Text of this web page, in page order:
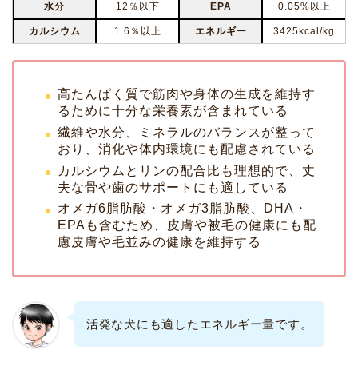
水分 12％以下 EPA 0.05%以上
カルシウム 1.6％以上 エネルギー 3425kcal/kg
高たんぱく質で筋肉や身体の生成を維持す
るために十分な栄養素が含まれている
繊維や水分、ミネラルのバランスが整って
おり、消化や体内環境にも配慮されている
カルシウムとリンの配合比も理想的で、丈
夫な骨や歯のサポートにも適している
オメガ6脂肪酸・オメガ3脂肪酸、DHA・
EPAも含むため、皮膚や被毛の健康にも配
慮皮膚や毛並みの健康を維持する
活発な犬にも適したエネルギー量です。